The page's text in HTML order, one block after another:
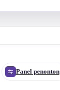
Panel penonton